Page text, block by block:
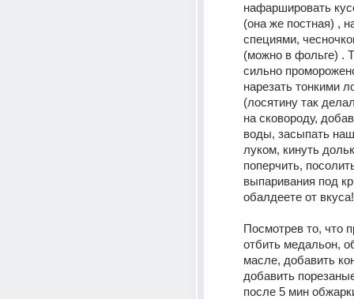
нафаршировать
(она же постная) ,
специями,
(можно в фольге) .
сильно
нарезать тонкими
(лосятину так
на сковороду,
воды, засыпать
луком, кинуть
поперчить,
выпаривания под
обалдеете от
Посмотрев то, что
отбить медальон,
масле, добавить
добавить
после 5 мин